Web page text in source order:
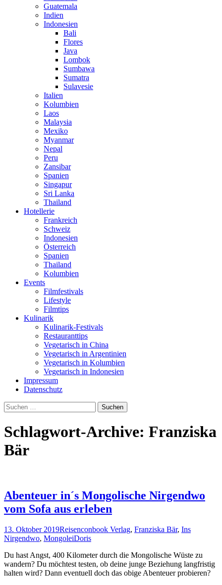
Guatemala
Indien
Indonesien
Bali
Flores
Java
Lombok
Sumbawa
Sumatra
Sulavesie
Italien
Kolumbien
Laos
Malaysia
Mexiko
Myanmar
Nepal
Peru
Zansibar
Spanien
Singapur
Sri Lanka
Thailand
Hotellerie
Frankreich
Schweiz
Indonesien
Österreich
Spanien
Thailand
Kolumbien
Events
Filmfestivals
Lifestyle
Filmtips
Kulinarik
Kulinarik-Festivals
Restauranttips
Vegetarisch in China
Vegetarisch in Argentinien
Vegetarisch in Kolumbien
Vegetarisch in Indonesien
Impressum
Datenschutz
Suchen
nach:
Schlagwort-Archive: Franziska
Bär
Abenteuer in´s Mongolische Nirgendwo
vom Sofa aus erleben
13. Oktober 2019Reisenconbook Verlag, Franziska Bär, Ins
Nirgendwo, MongoleiDoris
Du hast Angst, 400 Kilometer durch die Mongolische Wüste zu
wandern? Du möchtest testen, ob deine junge Beziehung langfristig
halten wird? Dann eventuell doch das obige Abenteuer probieren?